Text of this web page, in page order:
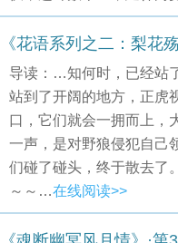
导读：…知何时，已经站
站到了开阔的地方，正虎
口，它们就会一拥而上，
一声，是对野狼侵犯自己
们碰了碰头，终于散去了
～～…在线阅读>>